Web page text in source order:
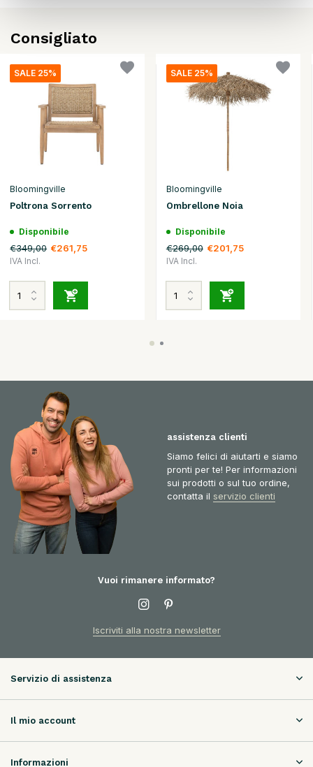
Consigliato
SALE 25%
Bloomingville
Poltrona Sorrento
Disponibile
€349,00 €261,75
IVA Incl.
SALE 25%
Bloomingville
Ombrellone Noia
Disponibile
€269,00 €201,75
IVA Incl.
assistenza clienti
Siamo felici di aiutarti e siamo
pronti per te! Per informazioni
sui prodotti o sul tuo ordine,
contatta il servizio clienti
Vuoi rimanere informato?
Iscriviti alla nostra newsletter
Servizio di assistenza
Il mio account
Informazioni